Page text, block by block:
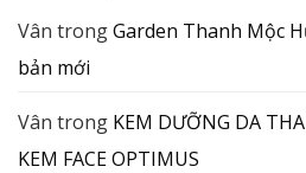
Vân trongGarden Thanh Mộc
bản mới
Vân trong KEM DƯỠNG DA
KEM FACE OPTIMUS